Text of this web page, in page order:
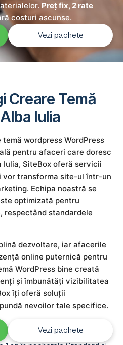
Preț fix, 2 rate
costuri ascunse.
Vezi pachete
Creare Temă
Iulia
wordpress WordPress
pentru afaceri care doresc
Iulia, SiteBox oferă servicii
vor transforma site-ul într-un
Echipa noastră se
optimizată pentru
respectând standardele
dezvoltare, iar afacerile
online puternică pentru
WordPress bine creată
și îmbunătăți vizibilitatea
îți oferă soluții
nevoilor tale specifice.
Vezi pachete